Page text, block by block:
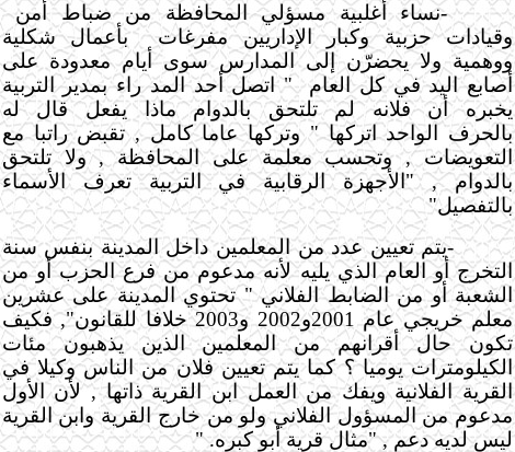
-نساء أغلبية مسؤلي المحافظة من ضباط أمن
وقيادات حزبية وكبار الإداريين مفرغات
بأعمال شكلية
ووهمية ولا يحضرّن إلى المدارس سوى أيام معدودة على
أصابع اليد في كل العام
" اتصل أحد المد راء بمدير التربية
يخبره أن فلانه لم تلتحق بالدوام ماذا يفعل قال له
بالحرف
الواحد اتركها " وتركها عاما كامل , تقبض راتبا مع
التعويضات , وتحسب معلمة على المحافظة , ولا تلتحق
بالدوام , "الأجهزة الرقابية في التربية تعرف الأسماء
بالتفصيل"
-يتم تعيين عدد من المعلمين داخل المدينة بنفس سنة
التخرج أو العام الذي يليه لأنه مدعوم من فرع الحزب أو من
الشعبة أو من الضابط الفلاني " تحتوي المدينة على عشرين
معلم خريجي عام 2001و2002 و2003 خلافا للقانون", فكيف
تكون حال أقرانهم من المعلمين الذين يذهبون مئات
الكيلومترات يوميا ؟ كما يتم تعيين فلان من الناس وكيلا في
القرية الفلانية ويفك من العمل ابن القرية ذاتها , لأن الأول
مدعوم من المسؤول الفلاني ولو من خارج القرية وابن القرية
ليس لديه دعم , "مثال قرية أبو كبره" .